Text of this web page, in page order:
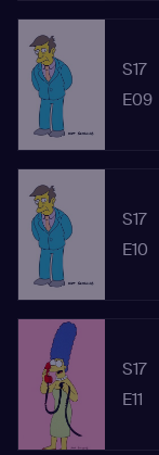
S17
E09
S17
E10
S17
E11